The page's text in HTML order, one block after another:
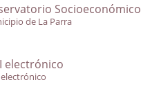
Socioeconómico
de La Parra
electrónico